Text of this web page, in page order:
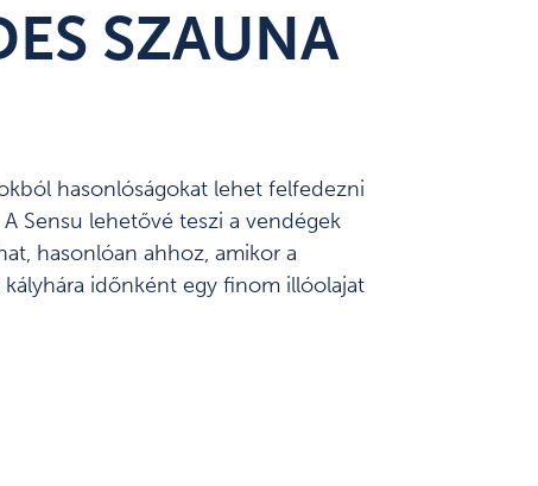
SZAUNA
hasonlóságokat lehet felfedezni
Sensu lehetővé teszi a vendégek
hasonlóan ahhoz, amikor a
időnként egy finom illóolajat